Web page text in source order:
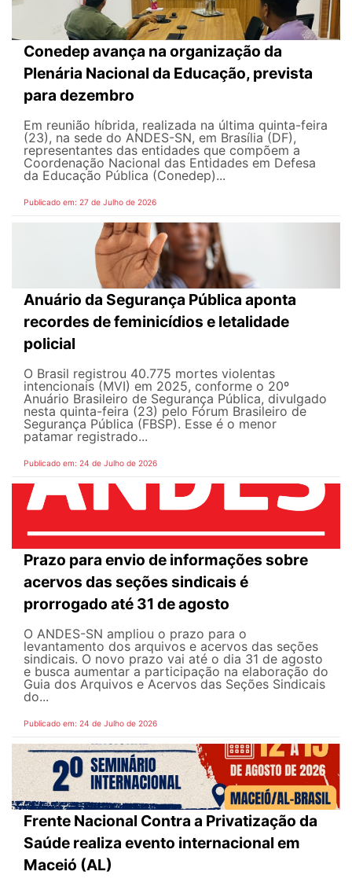
Conedep avança na organização da
Plenária Nacional da Educação, prevista
para dezembro
Em reunião híbrida, realizada na última quinta-feira
(23), na sede do ANDES-SN, em Brasília (DF),
representantes das entidades que compõem a
Coordenação Nacional das Entidades em Defesa
da Educação Pública (Conedep)...
Publicado em: 27 de Julho de 2026
Anuário da Segurança Pública aponta
recordes de feminicídios e letalidade
policial
O Brasil registrou 40.775 mortes violentas
intencionais (MVI) em 2025, conforme o 20º
Anuário Brasileiro de Segurança Pública, divulgado
nesta quinta-feira (23) pelo Fórum Brasileiro de
Segurança Pública (FBSP). Esse é o menor
patamar registrado...
Publicado em: 24 de Julho de 2026
Prazo para envio de informações sobre
acervos das seções sindicais é
prorrogado até 31 de agosto
O ANDES-SN ampliou o prazo para o
levantamento dos arquivos e acervos das seções
sindicais. O novo prazo vai até o dia 31 de agosto
e busca aumentar a participação na elaboração do
Guia dos Arquivos e Acervos das Seções Sindicais
do...
Publicado em: 24 de Julho de 2026
Frente Nacional Contra a Privatização da
Saúde realiza evento internacional em
Maceió (AL)